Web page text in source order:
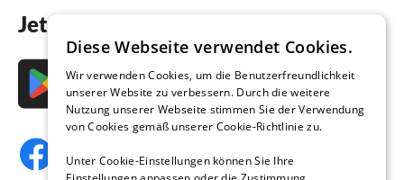
Jetzt die App downloaden
Diese Webseite verwendet Cookies.
Wir verwenden Cookies, um die Benutzerfreundlichkeit
unserer Website zu verbessern. Durch die weitere
Nutzung unserer Webseite stimmen Sie der Verwendung
von Cookies gemäß unserer Cookie-Richtlinie zu.
Unter Cookie-Einstellungen können Sie Ihre